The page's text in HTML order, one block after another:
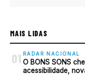
MAIS LIDAS
01 RADAR NACIONAL
O BONS SONS
acessibilidade,